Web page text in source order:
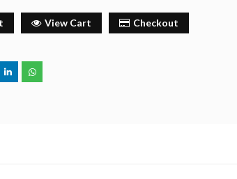
View Cart Checkout